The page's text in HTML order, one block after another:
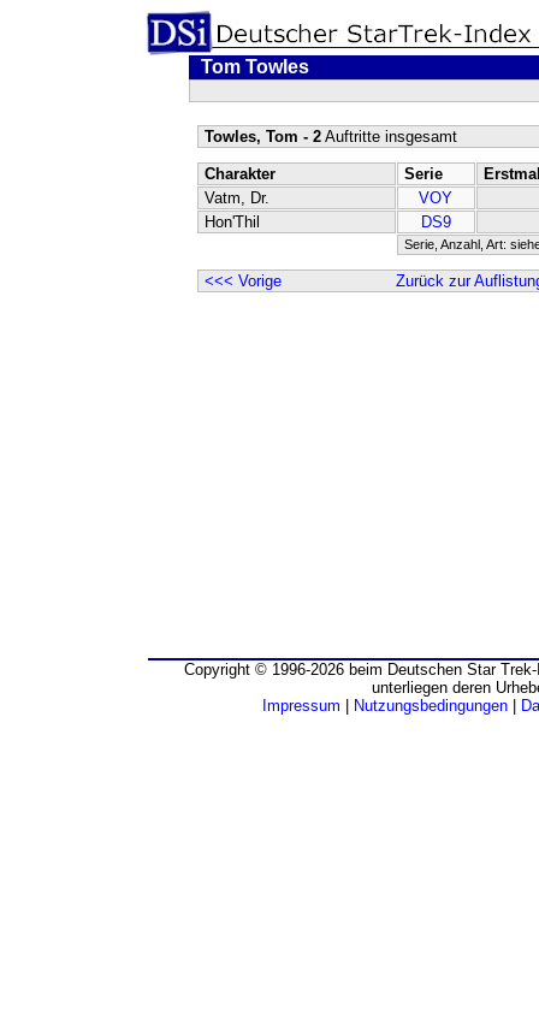
Tom Towles
Towles, Tom - 2Auftritte insgesamt
Charakter Serie
Vatm, Dr.
VOY
Hon'Thil
DS9
Serie, Anzahl, Art:
<<< Vorige Zurück zur
Copyright © 1996-2026 beim Deutschen Star
unterliegen deren
Impressum
Nutzungsbedingungen